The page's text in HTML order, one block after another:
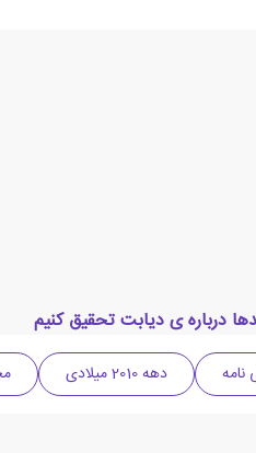
درباره ی دیابت تحقیق کنیم
نامه دهه 2010 میلادی